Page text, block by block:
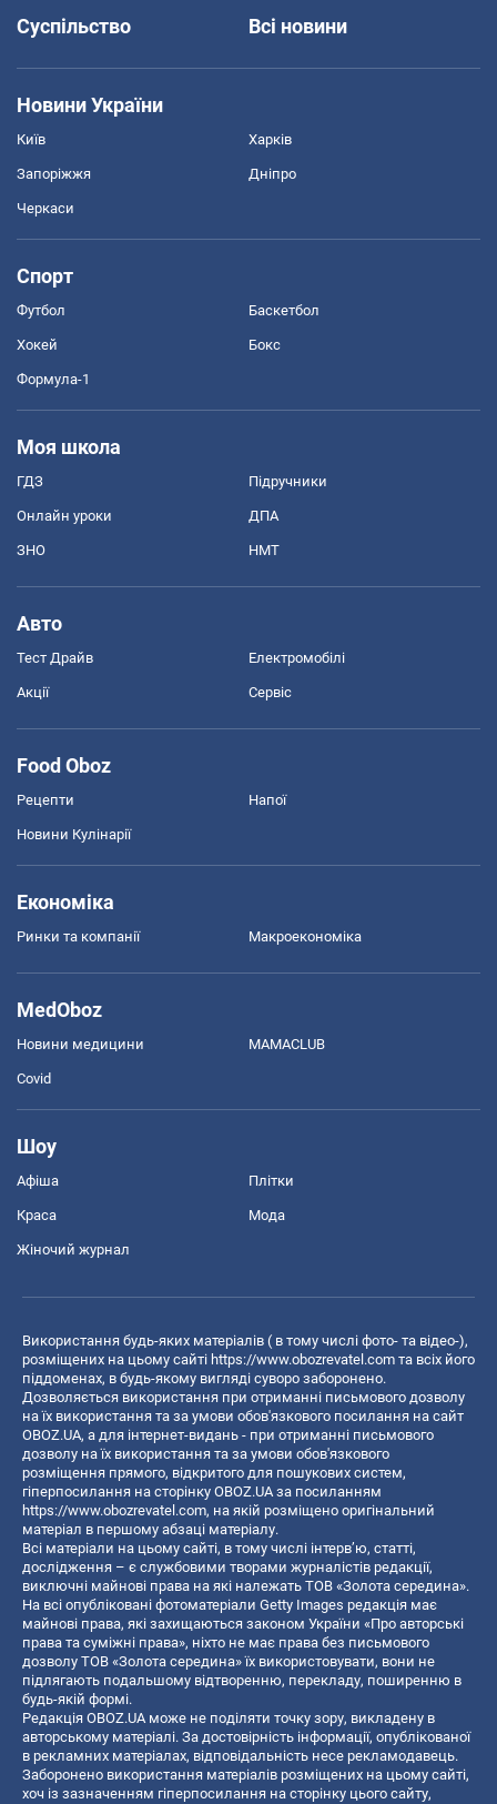
Суспільство
Всі новини
Новини України
Київ Харків
Запоріжжя Дніпро
Черкаси
Спорт
Футбол Баскетбол
Хокей Бокс
Формула-1
Моя школа
ГДЗ Підручники
Онлайн уроки ДПА
ЗНО НМТ
Авто
Тест Драйв Електромобілі
Акції Сервіс
Food Oboz
Рецепти Напої
Новини Кулінарії
Економіка
Ринки та компанії Макроекономіка
MedOboz
Новини медицини MAMACLUB
Covid
Шоу
Афіша Плітки
Краса Мода
Жіночий журнал
Використання будь-яких матеріалів ( в тому числі фото- та відео-),
розміщених на цьому сайті https://www.obozrevatel.com та всіх його
піддоменах, в будь-якому вигляді суворо заборонено.
Дозволяється використання при отриманні письмового дозволу
на їх використання та за умови обов'язкового посилання на сайт
OBOZ.UA, а для інтернет-видань - при отриманні письмового
дозволу на їх використання та за умови обов'язкового
розміщення прямого, відкритого для пошукових систем,
гіперпосилання на сторінку OBOZ.UA за посиланням
https://www.obozrevatel.com, на якій розміщено оригінальний
матеріал в першому абзаці матеріалу.
Всі матеріали на цьому сайті, в тому числі інтерв’ю, статті,
дослідження – є службовими творами журналістів редакції,
виключні майнові права на які належать ТОВ «Золота середина».
На всі опубліковані фотоматеріали Getty Images редакція має
майнові права, які захищаються законом України «Про авторські
права та суміжні права», ніхто не має права без письмового
дозволу ТОВ «Золота середина» їх використовувати, вони не
підлягають подальшому відтворенню, перекладу, поширенню в
будь-якій формі.
Редакція OBOZ.UA може не поділяти точку зору, викладену в
авторському матеріалі. За достовірність інформації, опублікованої
в рекламних матеріалах, відповідальність несе рекламодавець.
Заборонено використання матеріалів розміщених на цьому сайті,
хоч із зазначенням гіперпосилання на сторінку цього сайту,